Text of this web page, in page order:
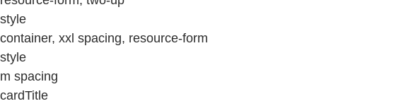
style
container, xxl spacing, resource-form
style
m spacing
cardTitle